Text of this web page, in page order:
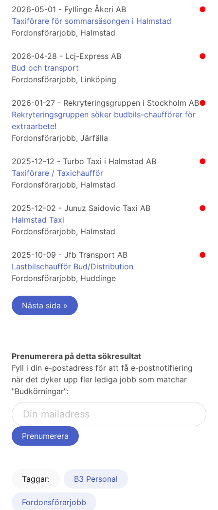
●
2026-05-01 - Fyllinge Åkeri AB
Taxiförare för sommarsäsongen i Halmstad
Fordonsförarjobb, Halmstad
●
2026-04-28 - Lcj-Express AB
Bud och transport
Fordonsförarjobb, Linköping
●
2026-01-27 - Rekryteringsgruppen i Stockholm AB
Rekryteringsgruppen söker budbils-chaufförer för
extraarbete!
Fordonsförarjobb, Järfälla
●
2025-12-12 - Turbo Taxi i Halmstad AB
Taxiförare / Taxichaufför
Fordonsförarjobb, Halmstad
●
2025-12-02 - Junuz Saidovic Taxi AB
Halmstad Taxi
Fordonsförarjobb, Halmstad
●
2025-10-09 - Jfb Transport AB
Lastbilschaufför Bud/Distribution
Fordonsförarjobb, Huddinge
Nästa sida »
Prenumerera på detta sökresultat
Fyll i din e-postadress för att få e-postnotifiering
när det dyker upp fler lediga jobb som matchar
"Budkörningar":
Taggar: B3 Personal
Fordonsförarjobb